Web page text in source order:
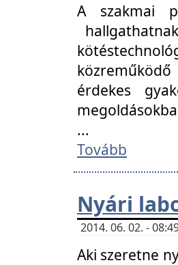
A szakmai
érdekes
...
Tovább
Nyári
2014. 06. 02. -
Aki szeretne